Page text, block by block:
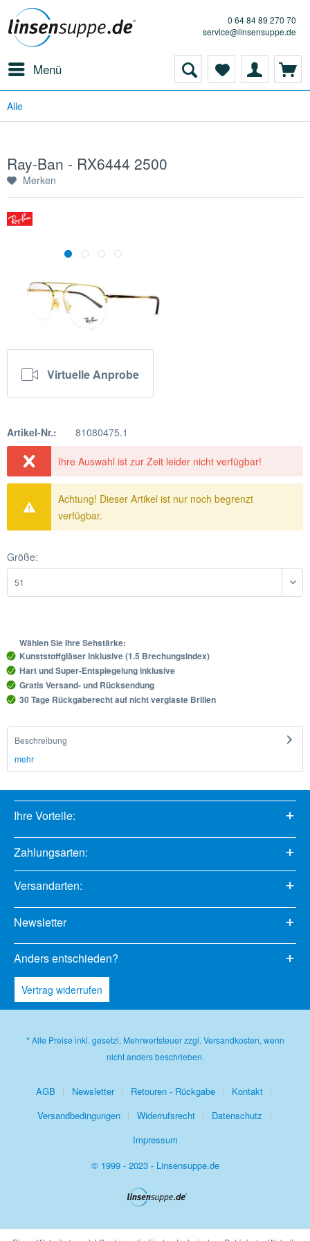
0 64 84 89 270 70
service@linsensuppe.de
Menü
Alle
Ray-Ban - RX6444 2500
Merken
Virtuelle Anprobe
Artikel-Nr.: 81080475.1
Ihre Auswahl ist zur Zeit leider nicht verfügbar!
Achtung! Dieser Artikel ist nur noch begrenzt
verfügbar.
Größe:
Wählen Sie Ihre Sehstärke:
Kunststoffgläser inklusive (1.5 Brechungsindex)
Hart und Super-Entspiegelung inklusive
Gratis Versand- und Rücksendung
30 Tage Rückgaberecht auf nicht verglaste Brillen
Beschreibung
mehr
Ihre Vorteile:
Zahlungsarten:
Versandarten:
Newsletter
Anders entschieden?
Vertrag widerrufen
* Alle Preise inkl. gesetzl. Mehrwertsteuer zzgl. Versandkosten, wenn
nicht anders beschrieben.
AGB Newsletter Retouren - Rückgabe
Kontakt
Versandbedingungen
Widerrufsrecht
Datenschutz
Impressum
© 1999 - 2023 - Linsensuppe.de